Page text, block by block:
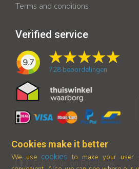
Terms and conditions
Verified service
9.7
728 beoordelingen
Follow us on Facebook
Cookies make it better
We use cookies to make your user